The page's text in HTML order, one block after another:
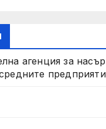
агенция за